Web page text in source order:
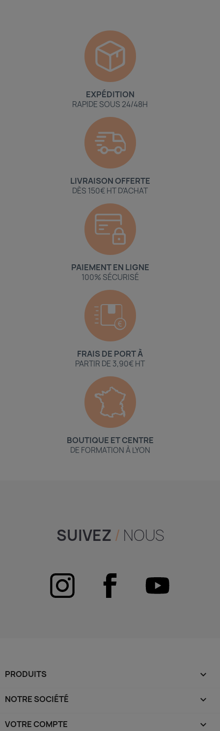
EXPÉDITION
RAPIDE SOUS 24/48H
LIVRAISON OFFERTE
DÈS 150€ HT D'ACHAT
PAIEMENT EN LIGNE
100% SÉCURISÉ
FRAIS DE PORT À
PARTIR DE 3,90€ HT
BOUTIQUE ET CENTRE
DE FORMATION À LYON
SUIVEZ / NOUS
PRODUITS 
NOTRE SOCIÉTÉ 
VOTRE COMPTE 